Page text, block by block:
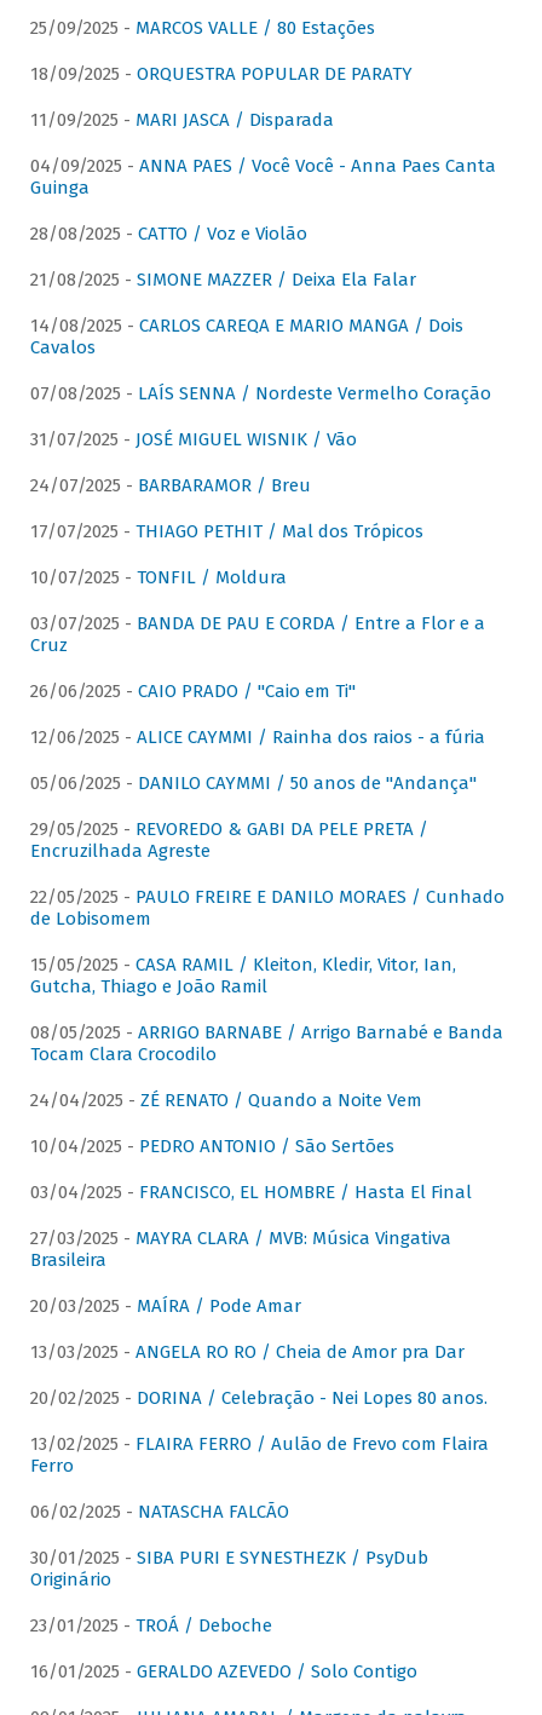
25/09/2025 - MARCOS VALLE / 80 Estações
18/09/2025 - ORQUESTRA POPULAR DE PARATY
11/09/2025 - MARI JASCA / Disparada
04/09/2025 - ANNA PAES / Você Você - Anna Paes Canta
Guinga
28/08/2025 - CATTO / Voz e Violão
21/08/2025 - SIMONE MAZZER / Deixa Ela Falar
14/08/2025 - CARLOS CAREQA E MARIO MANGA / Dois
Cavalos
07/08/2025 - LAÍS SENNA / Nordeste Vermelho Coração
31/07/2025 - JOSÉ MIGUEL WISNIK / Vão
24/07/2025 - BARBARAMOR / Breu
17/07/2025 - THIAGO PETHIT / Mal dos Trópicos
10/07/2025 - TONFIL / Moldura
03/07/2025 - BANDA DE PAU E CORDA / Entre a Flor e a
Cruz
26/06/2025 - CAIO PRADO / "Caio em Ti"
12/06/2025 - ALICE CAYMMI / Rainha dos raios - a fúria
05/06/2025 - DANILO CAYMMI / 50 anos de "Andança"
29/05/2025 - REVOREDO & GABI DA PELE PRETA /
Encruzilhada Agreste
22/05/2025 - PAULO FREIRE E DANILO MORAES / Cunhado
de Lobisomem
15/05/2025 - CASA RAMIL / Kleiton, Kledir, Vitor, Ian,
Gutcha, Thiago e João Ramil
08/05/2025 - ARRIGO BARNABE / Arrigo Barnabé e Banda
Tocam Clara Crocodilo
24/04/2025 - ZÉ RENATO / Quando a Noite Vem
10/04/2025 - PEDRO ANTONIO / São Sertões
03/04/2025 - FRANCISCO, EL HOMBRE / Hasta El Final
27/03/2025 - MAYRA CLARA / MVB: Música Vingativa
Brasileira
20/03/2025 - MAÍRA / Pode Amar
13/03/2025 - ANGELA RO RO / Cheia de Amor pra Dar
20/02/2025 - DORINA / Celebração - Nei Lopes 80 anos.
13/02/2025 - FLAIRA FERRO / Aulão de Frevo com Flaira
Ferro
06/02/2025 - NATASCHA FALCÃO
30/01/2025 - SIBA PURI E SYNESTHEZK / PsyDub
Originário
23/01/2025 - TROÁ / Deboche
16/01/2025 - GERALDO AZEVEDO / Solo Contigo